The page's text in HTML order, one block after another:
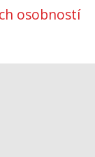
osobností